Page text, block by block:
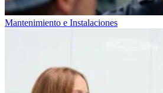
Mantenimiento e Instalaciones